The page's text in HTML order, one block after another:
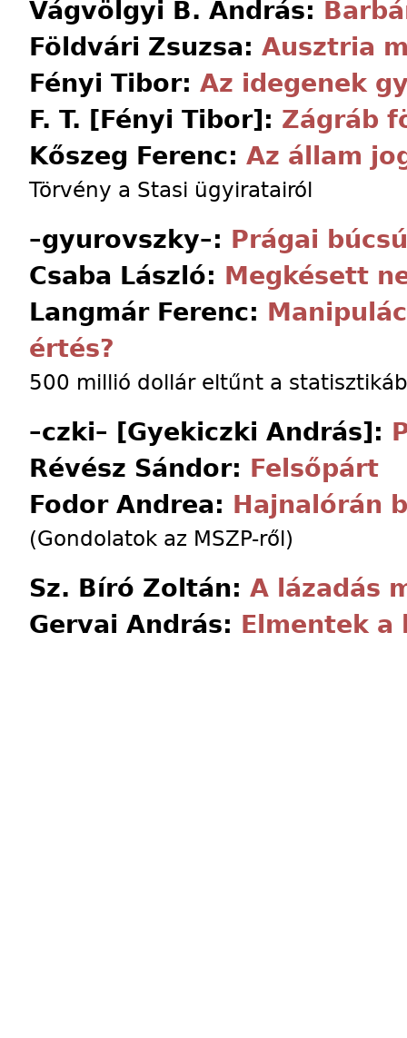
Vágvölgyi B. András:
Földvári Zsuzsa: Ausztria
Fényi Tibor: Az idegenek
F. T. [Fényi Tibor]: Zágráb
Kőszeg Ferenc: Az állam
Törvény a Stasi ügyiratairól
–gyurovszky–: Prágai búcsú
Csaba László: Megkésett
Langmár Ferenc:
értés?
500 millió dollár eltűnt a
–czki– [Gyekiczki András]:
Révész Sándor: Felsőpárt
Fodor Andrea: Hajnalórán
(Gondolatok az MSZP-ről)
Sz. Bíró Zoltán: A lázadás
Gervai András: Elmentek